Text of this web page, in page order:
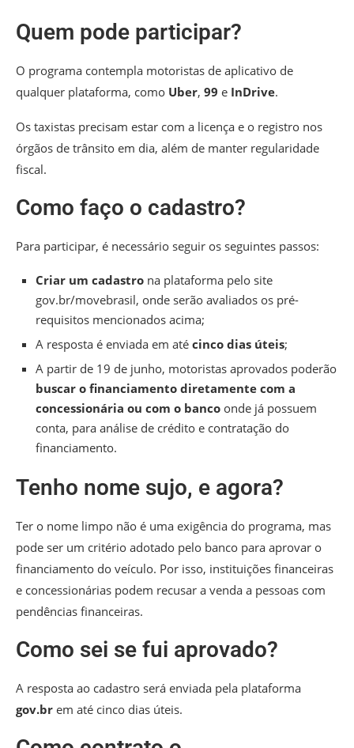
Quem pode participar?
O programa contempla motoristas de aplicativo de
qualquer plataforma, como Uber, 99 e InDrive.
Os taxistas precisam estar com a licença e o registro nos
órgãos de trânsito em dia, além de manter regularidade
fiscal.
Como faço o cadastro?
Para participar, é necessário seguir os seguintes passos:
Criar um cadastro na plataforma pelo site
gov.br/movebrasil, onde serão avaliados os pré-
requisitos mencionados acima;
A resposta é enviada em até cinco dias úteis;
A partir de 19 de junho, motoristas aprovados poderão
buscar o financiamento diretamente com a
concessionária ou com o banco onde já possuem
conta, para análise de crédito e contratação do
financiamento.
Tenho nome sujo, e agora?
Ter o nome limpo não é uma exigência do programa, mas
pode ser um critério adotado pelo banco para aprovar o
financiamento do veículo. Por isso, instituições financeiras
e concessionárias podem recusar a venda a pessoas com
pendências financeiras.
Como sei se fui aprovado?
A resposta ao cadastro será enviada pela plataforma
gov.br em até cinco dias úteis.